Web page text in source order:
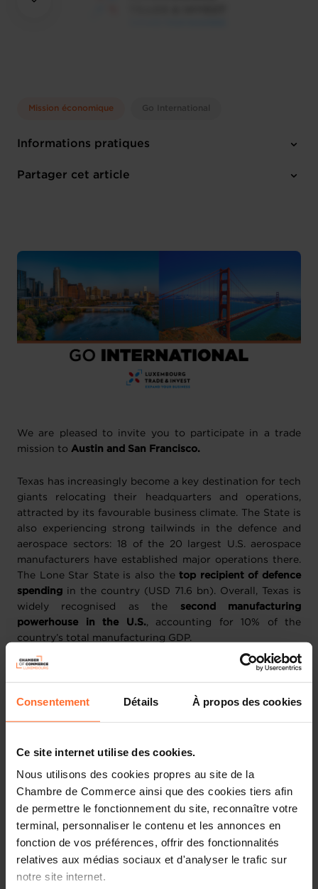
Consentement Détails À propos des cookies
Ce site internet utilise des cookies.
Nous utilisons des cookies propres au site de la
Chambre de Commerce ainsi que des cookies tiers afin
de permettre le fonctionnement du site, reconnaître votre
terminal, personnaliser le contenu et les annonces en
fonction de vos préférences, offrir des fonctionnalités
relatives aux médias sociaux et d'analyser le trafic sur
notre site internet.
Mission économique Go International
Informations pratiques
Lundi 6 Oct 2025 > Samedi 11 Oct 2025
Partager cet article
We are pleased to invite you to participate in a trade
mission to Austin and San Francisco.
Texas has increasingly become a key destination for tech
giants relocating their headquarters and operations,
attracted by its favourable business climate. The State is
also experiencing strong tailwinds in the defence and
aerospace sectors: 18 of the 20 largest U.S. aerospace
manufacturers have established major operations there.
The Lone Star State is also thetop recipient of defence
spending in the country (USD 71.6 bn). Overall, Texas is
widely recognised as the second manufacturing
powerhouse in the U.S., accounting for 10% of the
country’s total manufacturing GDP.
As for California, its Silicon Valley is home to many of the
increasingly exploringintersections between AI and
defence spendingwith USD 60.8 billion and is the
When?6 - 11 October 2025
Where?Texas (Austin) & California (San Francisco)
Why? Find more information in our country sheet
The programme of the trade mission will include: